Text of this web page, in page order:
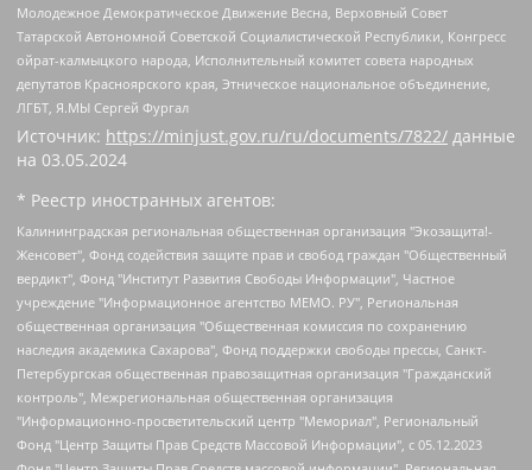
Молодежное Демократическое Движение Весна, Верховный Совет
Татарской Автономной Советской Социалистической Республики, Конгресс
ойрат-калмыцкого народа, Исполнительный комитет совета народных
депутатов Красноярского края, Этническое национальное объединение,
ЛГБТ, Я.МЫ Сергей Фургал
Источник: https://minjust.gov.ru/ru/documents/7822/ данные
на 03.05.2024
* Реестр иностранных агентов:
Калининградская региональная общественная организация "Экозащита!-Женсовет", Фонд содействия защите прав и свобод граждан "Общественный вердикт", Фонд "Институт Развития Свободы Информации", Частное учреждение "Информационное агентство МЕМО. РУ", Региональная общественная организация "Общественная комиссия по сохранению наследия академика Сахарова", Фонд поддержки свободы прессы, Санкт-Петербургская общественная правозащитная организация "Гражданский контроль", Межрегиональная общественная организация "Информационно-просветительский центр "Мемориал", Региональный Фонд "Центр Защиты Прав Средств Массовой Информации", с 05.12.2023 Фонд "Центр Защиты Прав Средств массовой информации", Региональная общественная благотворительная организация помощи беженцам и мигрантам "Гражданское содействие", Негосударственное образовательное учреждение дополнительного профессионального образования (повышение квалификации) специалистов "АКАДЕМИЯ ПО ПРАВАМ ЧЕЛОВЕКА", Свердловская региональная общественная организация "Сутяжник", Автономная некоммерческая организация "Центр независимых социологических исследований", Союз общественных объединений "Российский исследовательский центр по правам человека", Региональное общественное учреждение научно-информационный центр "МЕМОРИАЛ", Некоммерческая организация "Фонд защиты гласности", Автономная некоммерческая организация "Институт прав человека", Городская общественная организация "Екатеринбургское общество "МЕМОРИАЛ", Городская общественная организация "Рязанское историко-просветительское и правозащитное общество "Мемориал" (Рязанский Мемориал), Челябинский региональный орган общественной самодеятельности – женское общественное объединение "Женщины Евразии", Челябинский региональный орган общественной самодеятельности "Уральская правозащитная группа", Фонд содействия защите здоровья и социальной справедливости имени Андрея Рылькова, Автономная Некоммерческая Организация "Аналитический Центр Юрия Левады", Автономная некоммерческая организация социальной поддержки населения "Проект Апрель", Региональная общественная организация помощи женщинам и детям, находящимся в кризисной ситуации "Информационно-методический центр "Анна", Фонд содействия развитию массовых коммуникаций и правовому просвещению "Так-так-Так", Фонд содействия устойчивому развитию "Серебряная тайга", Свердловский региональный общественный фонд социальных проектов "Новое время", "Idel.Реалии", Кавказ.Реалии, Крым.Реалии, Телеканал Настоящее Время, Татаро-башкирская служба Радио Свобода (Azatliq Radiosi), Радио Свободная Европа/Радио Свобода (PCE/PC), "Сибирь.Реалии", "Фактограф", Благотворительный фонд помощи осужденным и их семьям, Автономная некоммерческая организация "Институт глобализации и социальных движений", Фонд "В защиту прав заключенных", Частное учреждение "Центр поддержки и содействия развитию средств массовой информации", Пензенский региональный общественный благотворительный фонд "Гражданский союз", "Север.Реалии", Некоммерческая организация Фонд "Правовая инициатива", Общество с ограниченной ответственностью "Радио Свободная Европа/Радио Свобода", Чешское информационное агентство "MEDIUM-ORIENT", Красноярская региональная общественная организация "Мы против СПИДа", Камалягин Денис Николаевич, Маркелов Сергей Евгеньевич, Пономарев Лев Александрович, Савицкая Людмила Алексеевна, Автономная некоммерческая организация "Центр по работе с проблемой насилия "НАСИЛИЮ.НЕТ", Межрегиональный профессиональный союз работников здравоохранения "Альянс врачей", Юридическое лицо, зарегистрированное в Латвийской Республике, SIA "Medusa Project" (регистрационный номер 40103797863, дата регистрации 10.06.2014), Некоммерческая организация "Фонд по борьбе с коррупцией", Автономная некоммерческая организация "Институт права и публичной политики", Баданин Роман Сергеевич, Гликин Максим Александрович, Железнова Мария Михайловна, Лукьянова Юлия Сергеевна, Маетная Елизавета Витальевна, Маняхин Петр Борисович, Чуракова Ольга Владимировна, Ярош Юлия Петровна, Юридическое лицо "The Insider SIA", зарегистрированное в Риге, Латвийская Республика (дата регистрации 26.06.2015), являющееся администратором доменного имени интернет-издания "The Insider SIA", https://theins.ru, Постернак Алексей Евгеньевич, Рубин Михаил Аркадьевич, Анин Роман Александрович, Юридическое лицо Istories fonds, зарегистрированное в Латвийской Республике (регистрационный номер 50008295751, дата регистрации 24.02.2020), Великовский Дмитрий Александрович, Долинина Ирина Николаевна, Мароховская Алеся Алексеевна, Шлейнов Роман Юрьевич, Шмагун Олеся Валентиновна, Общество с ограниченной ответственностью "Альтаир 2021", Общество с ограниченной ответственностью "Вега 2021", Общество с ограниченной ответственностью "Главный редактор 2021", Общество с ограниченной ответственностью "Ромашки монолит", Важенков Артем Валерьевич, Ивановская областная общественная организация "Центр гендерных исследований", Гурман Юрий Альбертович, Медиапроект "ОВД-Инфо", Егоров Владимир Владимирович, Жилинский Владимир Александрович, Общество с ограниченной ответственностью "ЗП", Иванова София Юрьевна, Карезина Инна Павловна, Кильтау Екатерина Викторовна, Петров Алексей Викторович, Пискунов Сергей Евгеньевич, Смирнов Сергей Сергеевич, Тихонов Михаил Сергеевич, Общество с ограниченной ответственностью "ЖУРНАЛИСТ-ИНОСТРАННЫЙ АГЕНТ", Арапова Галина Юрьевна, Вольтская Татьяна Анатольевна, Американская компания "Mason G.E.S. Anonymous Foundation" (США), являющаяся владельцем интернет-издания https://mnews.world/, Компания "Stichting Bellingcat", зарегистрированная в Нидерландах (дата регистрации 11.07.2018), Захаров Андрей Вячеславович, Клепиковская Екатерина Дмитриевна, Общество с ограниченной ответственностью "МЕМО", Перл Роман Александрович, Симонов Евгений Алексеевич, Соловьева Елена Анатольевна, Сотников Даниил Владимирович, Сурначева Елизавета Дмитриевна, Автономная некоммерческая организация по защите прав человека и информированию населения "Якутия – Наше Мнение", Общество с ограниченной ответственностью "Москоу диджитал медиа", с 26.01.2023 Общество с ограниченной ответственностью "Чайка Белые сады", Ветошкина Валерия Валерьевна, Заговора Максим Александрович, Межрегиональное общественное движение "Российская ЛГБТ - сеть", Оленичев Максим Владимирович, Павлов Иван Юрьевич, Скворцова Елена Сергеевна, Общество с ограниченной ответственностью "Как бы инагент", Кочетков Игорь Викторович, Общество с ограниченной ответственностью "Честные выборы", Еланчик Олег Александрович, Общество с ограниченной ответственностью "Нобелевский призыв", Гималова Регина Эмилевна, Григорьев Андрей Валерьевич, Григорьева Алина Александровна, Ассоциация по содействию защите прав призывников, альтернативнослужащих и военнослужащих "Правозащитная группа "Гражданин.Армия.Право", Хисамова Регина Фаритовна, Автономная некоммерческая организация по реализации социально-правовых программ "Лилит", Дальневосточное общественное движение "Маяк", Санкт-Петербургская ЛГБТ-инициативная группа "Выход", Инициативная группа ЛГБТ+ "Реверс", Алексеев Андрей Викторович, Бекбулатова Таисия Львовна, Беляев Иван Михайлович, Владыкина Елена Сергеевна, Гельман Марат Александрович, Никульшина Вероника Юрьевна, Толоконникова Надежда Андреевна, Шендерович Виктор Анатольевич, Общество с ограниченной ответственностью "Данное сообщение", Общество с ограниченной ответственностью Издательский дом "Новая глава", Айнбиндер Александра Александровна, Московский комьюнити-центр для ЛГБТ+инициатив, Благотворительный фонд развития филантропии, Deutsche Welle (Германия, Kurt-Schumacher-Strasse 3, 53113 Bonn), Борзунова Мария Михайловна, Воробьев Виктор Викторович, Голубева Анна Львовна, Константинова Алла Михайловна, Малкова Ирина Владимировна, Мурадов Мурад Абдулгалимович, Осетинская Елизавета Николаевна, Понасенков Евгений Николаевич, Ганапольский Матвей Юрьевич, Киселев Евгений Алексеевич, Борухович Ирина Григорьевна, Дремин Иван Тимофеевич, Дубровский Дмитрий Викторович, Красноярская региональная общественная организация поддержки и развития альтернативных образовательных технологий и межкультурных коммуникаций "ИНТЕРРА", Маяковская Екатерина Алексеевна, Фейгин Марк Захарович, Филимонов Андрей Викторович, Дзугкоева Регина Николаевна, Доброхотов Роман Александрович, Дудь Юрий Александрович, Елкин Сергей Владимирович, Кругликов Кирилл Игоревич, Сабунаева Мария Леонидовна, Семенов Алексей Владимирович, Шаинян Карен Багратович, Шульман Екатерина Михайловна, Асафьев Артур Валерьевич, Вахштайн Виктор Семенович, Венедиктов Алексей Алексеевич, Лушникова Екатерина Евгеньевна, Волков Леонид Михайлович, Невзоров Александр Глебович, Пархоменко Сергей Борисович, Сироткин Ярослав Николаевич, Кара-Мурза Владимир Владимирович, Баранова Наталья Владимировна, Гозман Леонид Яковлевич, Кагарлицкий Борис Юльевич, Климарев Михаил Валерьевич, Милов Владимир Станиславович, Автономная некоммерческая организация Краснодарский центр современного искусства "Типография", Моргенштерн Алишер Тагирович, Соболь Любовь Эдуардовна, Общество с ограниченной ответственностью "ЛИЗА НОРМ", Каспаров Гарри Кимович, Ходорковский Михаил Борисович, Общество с ограниченной ответственностью "Апрельские тезисы", Данилович Ирина Брониславовна, Кашин Олег Владимирович, Петров Николай Владимирович, Пивоваров Алексей Владимирович, Соколов Михаил Владимирович, Цветкова Юлия Владимировна, Чичваркин Евгений Александрович, Комитет против пыток/Команда против пыток, Общество с ограниченной ответственностью "Первый научный", Общество с ограниченной ответственностью "Вертолет и ко", Белоцерковская Вероника Борисовна, Кац Максим Евгеньевич, Лазарева Татьяна Юрьевна, Шаведдинов Руслан Табризович, Яшин Илья Валерьевич, Общество с ограниченной ответственностью "Иноагент ААВ", Алешковский Дмитрий Петрович, Альбац Евгения Марковна, Быков Дмитрий Львович, Галямина Юлия Евгеньевна, Лойко Сергей Леонидович, Мартынов Кирилл Константинович, Медведев Сергей Александрович, Крашенинников Федор Геннадиевич, Гордеева Катерина Вл